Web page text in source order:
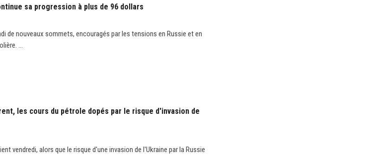
sa progression à plus de 96 dollars
de nouveaux sommets, encouragés par les tensions en Russie et en
...
les cours du pétrole dopés par le risque d'invasion de
vendredi, alors que le risque d'une invasion de l'Ukraine par la Russie